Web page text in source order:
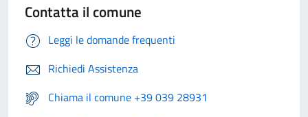
Contatta il comune
Leggi le domande frequenti
Richiedi Assistenza
Chiama il comune +39 039 28931